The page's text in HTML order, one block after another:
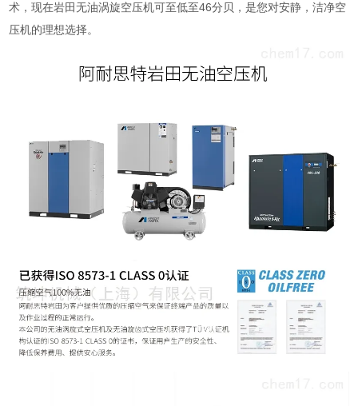
术，现在岩田无油涡旋空压机可至低至46分贝，是您对安静，洁净空
压机的理想选择。